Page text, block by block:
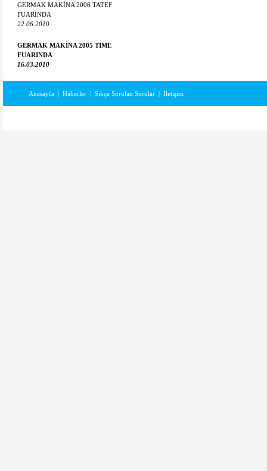
GERMAK MAKİNA 2006 TATEF
FUARINDA
22.06.2010
GERMAK MAKİNA 2005 TIME
FUARINDA
16.03.2010
Anasayfa | Haberler | Sıkça Sorulan Sorular | İletişim